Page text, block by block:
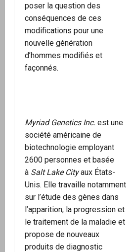
poser la question des
conséquences de ces
modifications pour une
nouvelle génération
d’hommes modifiés et
façonnés.
Myriad Genetics Inc. est une
société américaine de
biotechnologie employant
2600 personnes et basée
à Salt Lake Cityaux États-
Unis. Elle travaille notamment
sur l’étude des gènes dans
l’apparition, la progression et
le traitement de la maladie et
propose de nouveaux
produits de diagnostic